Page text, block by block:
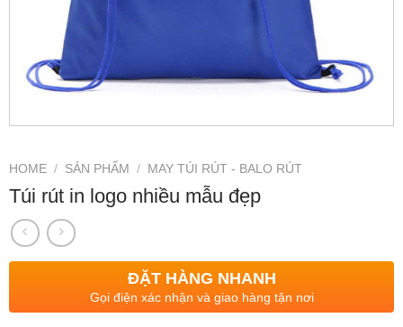
HOME / SẢN PHẨM / MAY TÚI RÚT - BALO RÚT
Túi rút in logo nhiều mẫu đẹp
ĐẶT HÀNG NHANH
Gọi điện xác nhận và giao hàng tận nơi